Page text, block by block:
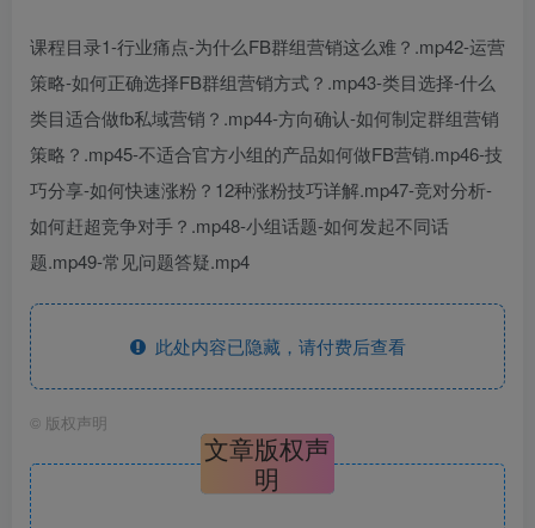
课程目录1-行业痛点-为什么FB群组营销这么难？.mp42-运营
策略-如何正确选择FB群组营销方式？.mp43-类目选择-什么
类目适合做fb私域营销？.mp44-方向确认-如何制定群组营销
策略？.mp45-不适合官方小组的产品如何做FB营销.mp46-技
巧分享-如何快速涨粉？12种涨粉技巧详解.mp47-竞对分析-
如何赶超竞争对手？.mp48-小组话题-如何发起不同话
题.mp49-常见问题答疑.mp4
此处内容已隐藏，请付费后查看
© 版权声明
文章版权声
明